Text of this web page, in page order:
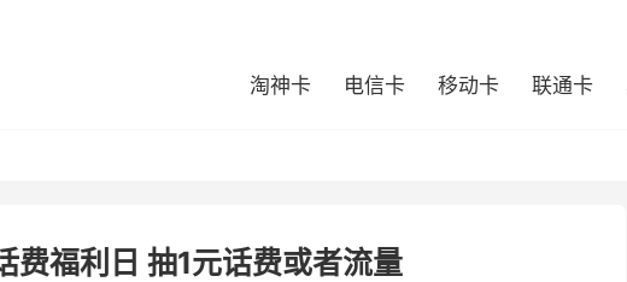
淘神卡 电信卡 移动卡 联通卡
费福利日 抽1元话费或者流量